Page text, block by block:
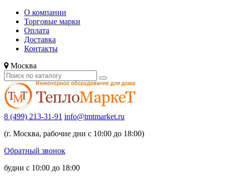
О компании
Торговые марки
Оплата
Доставка
Контакты
Москва
8 (499) 213-31-91 info@tmtmarket.ru
(г. Москва, рабочие дни с 10:00 до 18:00)
Обратный звонок
будни с 10:00 до 18:00